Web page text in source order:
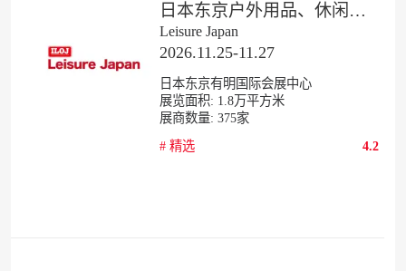
日本东京户外用品、休闲用品展览会
Leisure Japan
2026.11.25-11.27
日本东京有明国际会展中心
展览面积: 1.8万平方米
展商数量: 375家
# 精选 4.2